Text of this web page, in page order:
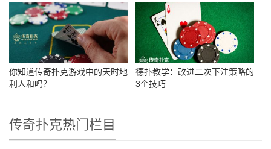
你知道传奇扑克游戏中的天时地
利人和吗？
德扑教学：改进二次下注策略的
3个技巧
传奇扑克热门栏目